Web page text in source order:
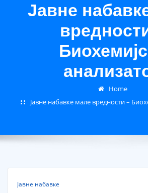
Јавне
Home
Јавне набавке мале вредности –
Јавне набавке